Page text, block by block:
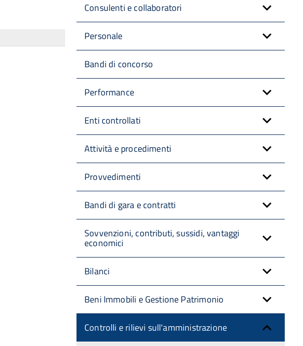
Consulenti e collaboratori
Personale
Bandi di concorso
Performance
Enti controllati
Attività e procedimenti
Provvedimenti
Bandi di gara e contratti
Sovvenzioni, contributi, sussidi, vantaggi
economici
Bilanci
Beni Immobili e Gestione Patrimonio
Controlli e rilievi sull'amministrazione